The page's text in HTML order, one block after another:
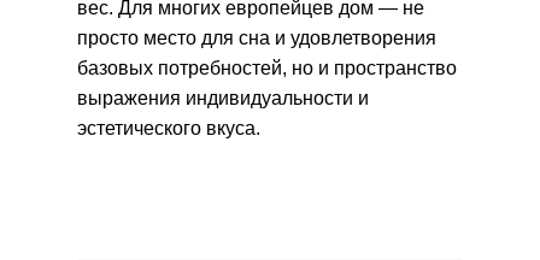
вес. Для многих европейцев дом — не
просто место для сна и удовлетворения
базовых потребностей, но и пространство
выражения индивидуальности и
эстетического вкуса.